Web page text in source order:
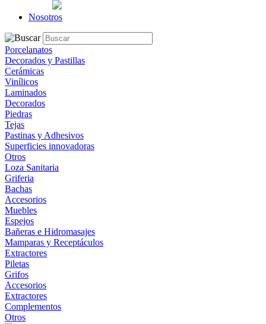
Nosotros
Porcelanatos
Decorados y Pastillas
Cerámicas
Vinílicos
Laminados
Decorados
Piedras
Tejas
Pastinas y Adhesivos
Superficies innovadoras
Otros
Loza Sanitaria
Griferia
Bachas
Accesorios
Muebles
Espejos
Bañeras e Hidromasajes
Mamparas y Receptáculos
Extractores
Piletas
Grifos
Accesorios
Extractores
Complementos
Otros